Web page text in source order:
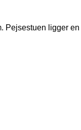
ligger